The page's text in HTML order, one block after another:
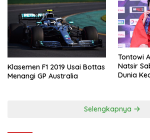
Klasemen F1 2019 Usai Bottas
Menangi GP Australia
Tontowi
Natsir
Dunia
Selengkapnya